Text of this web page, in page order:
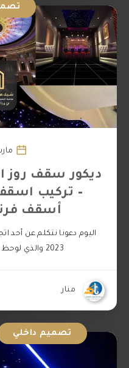
مارس
– تركيب
أسقف
اليوم دعونا نتكلم عن أحد
2023 والذي لوحظ فيه ازدياد الطلب على…
منار
تصميم داخلي